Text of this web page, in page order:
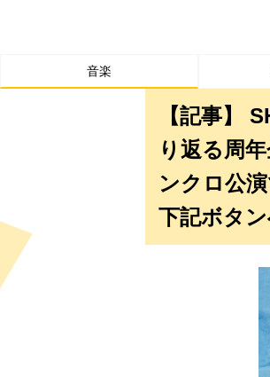
音楽
【記事】
り返る周
ンクロ公
下記ボタン